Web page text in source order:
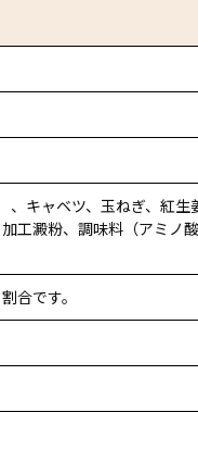
、キャベツ、玉ねぎ、紅
工澱粉、調味料（アミノ
合です。